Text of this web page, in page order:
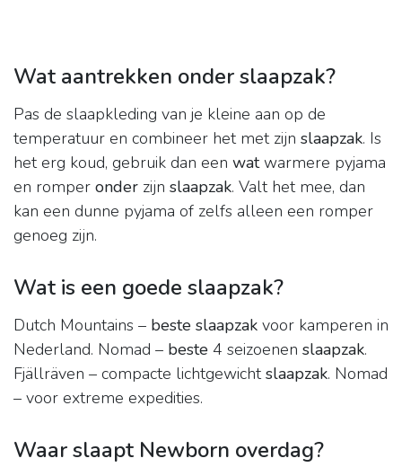
Wat aantrekken onder slaapzak?
Pas de slaapkleding van je kleine aan op de
temperatuur en combineer het met zijn slaapzak. Is
het erg koud, gebruik dan een watwarmere pyjama
en romper onder zijn slaapzak. Valt het mee, dan
kan een dunne pyjama of zelfs alleen een romper
genoeg zijn.
Wat is een goede slaapzak?
Dutch Mountains – beste slaapzak voor kamperen in
Nederland. Nomad – beste 4 seizoenen slaapzak.
Fjällräven – compacte lichtgewichtslaapzak. Nomad
– voor extreme expedities.
Waar slaapt Newborn overdag?